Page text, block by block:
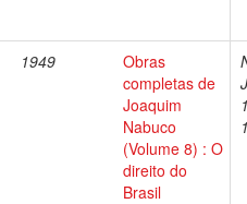
1949
Obras
completas de
Joaquim
Nabuco
(Volume 8) : O
direito do
Brasil